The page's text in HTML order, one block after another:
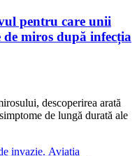
pentru care unii
miros după infecția
descoperirea arată
de lungă durată ale